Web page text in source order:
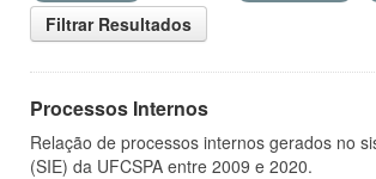
Filtrar Resultados
Processos Internos
Relação de processos internos gerados no
(SIE) da UFCSPA entre 2009 e 2020.